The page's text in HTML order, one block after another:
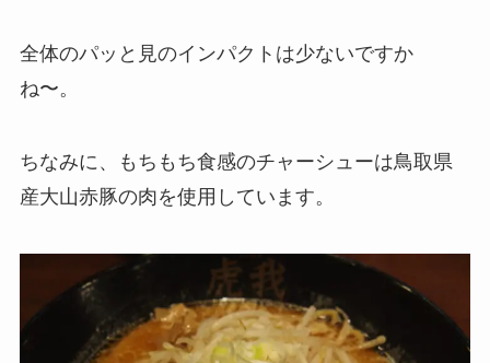
全体のパッと見のインパクトは少ないですか
ね〜。
ちなみに、もちもち食感のチャーシューは鳥取県
産大山赤豚の肉を使用しています。